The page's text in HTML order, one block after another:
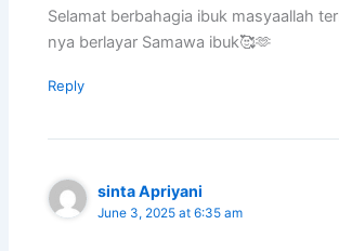
Selamat berbahagia ibuk masyaallah
nya berlayar Samawa ibuk🥰🫶
Reply
sinta Apriyani
June 3, 2025 at 6:35 am